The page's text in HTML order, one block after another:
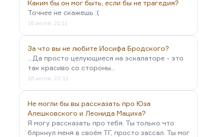
Каким бы он мог быть, если бы не трагедия?
Точнее не скажешь :(
16 июля, 21:11
За что вы не любите Иосифа Бродского?
...Да просто целующиеся на эскалаторе - это
так красиво со стороны...
16 июля, 20:11
Не могли бы вы рассказать про Юза
Алешковского и Леонида Мациха?
Я могу рассказать про тебя. Ты только что
блркнул меня в своём ТГ, просто зассал. Ты мог